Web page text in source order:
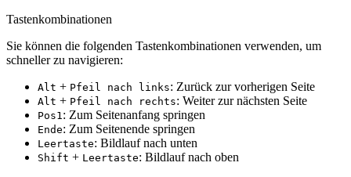
Tastenkombinationen
Sie können die folgenden Tastenkombinationen verwenden, um
schneller zu navigieren:
Alt + Pfeil nach links: Zurück zur vorherigen Seite
Alt + Pfeil nach rechts: Weiter zur nächsten Seite
Pos1: Zum Seitenanfang springen
Ende: Zum Seitenende springen
Leertaste: Bildlauf nach unten
Shift + Leertaste: Bildlauf nach oben